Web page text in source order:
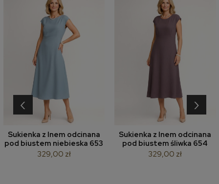
Sukienka z lnem odcinana
pod biustem niebieska 653
329,00 zł
Sukienka z lnem odcinana
pod biustem śliwka 654
329,00 zł
‹ ›